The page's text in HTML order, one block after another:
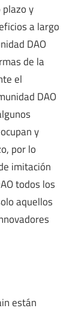
y
a largo
DAO
de la
el
DAO
y
por lo
imitación
todos los
aquellos
están